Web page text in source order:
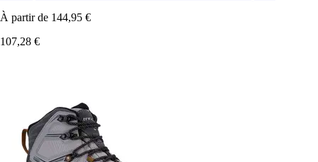
À partir de 144,95 €
107,28 €